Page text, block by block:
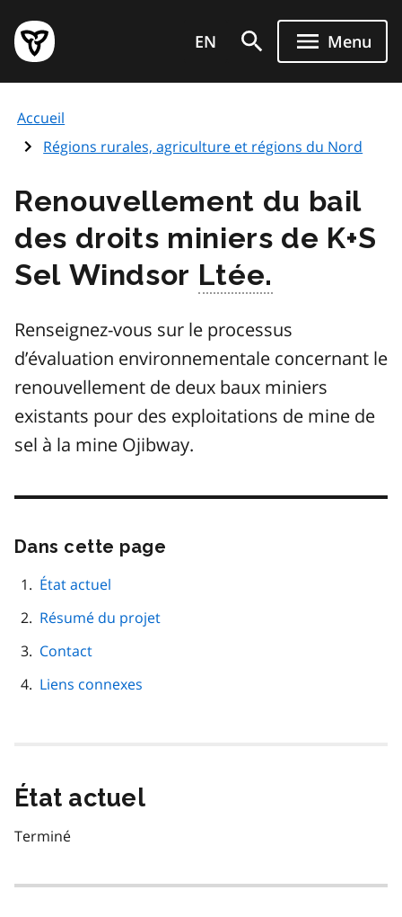
au
contenu
principal
Page
d'accueil
de
l'Ontario
EN Menu
Accueil
Régions rurales, agriculture et régions du Nord
Renouvellement du bail
des droits miniers de K+S
Sel Windsor Ltée.
Renseignez-vous sur le processus
d’évaluation environnementale concernant le
renouvellement de deux baux miniers
existants pour des exploitations de mine de
sel à la mine Ojibway.
Dans cette page
État actuel
Résumé du projet
Contact
Liens connexes
État actuel
Terminé